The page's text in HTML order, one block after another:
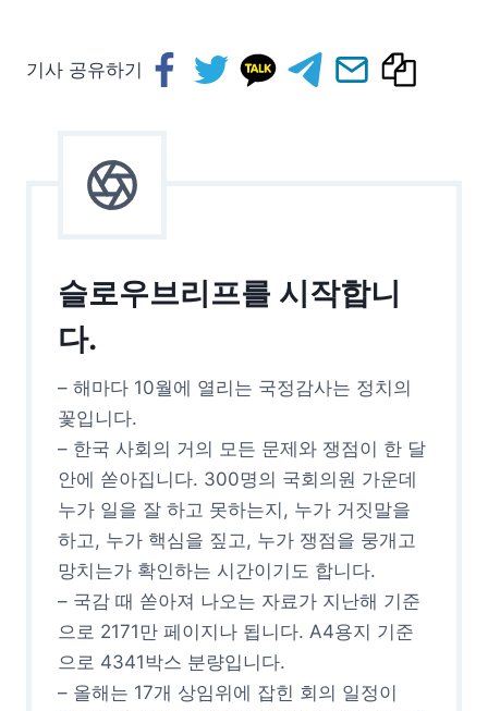
기사 공유하기
슬로우브리프를 시작합니
다.
– 해마다 10월에 열리는 국정감사는 정치의
꽃입니다.
– 한국 사회의 거의 모든 문제와 쟁점이 한 달
안에 쏟아집니다. 300명의 국회의원 가운데
누가 일을 잘 하고 못하는지, 누가 거짓말을
하고, 누가 핵심을 짚고, 누가 쟁점을 뭉개고
망치는가 확인하는 시간이기도 합니다.
– 국감 때 쏟아져 나오는 자료가 지난해 기준
으로 2171만 페이지나 됩니다. A4용지 기준
으로 4341박스 분량입니다.
– 올해는 17개 상임위에 잡힌 회의 일정이